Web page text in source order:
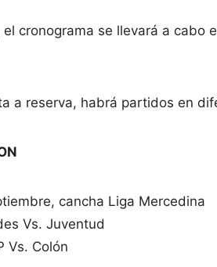
cronograma se llevará a cabo
a reserva, habrá partidos en
cancha Liga Mercedina
Vs. Juventud
Vs. Colón